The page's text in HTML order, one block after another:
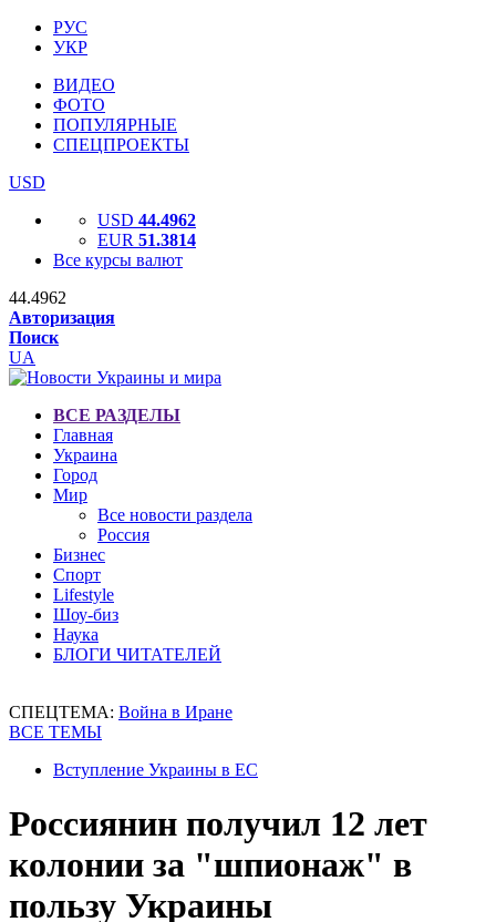
РУС
УКР
ВИДЕО
ФОТО
ПОПУЛЯРНЫЕ
СПЕЦПРОЕКТЫ
USD
USD 44.4962
EUR 51.3814
Все курсы валют
44.4962
Авторизация
Поиск
UA
ВСЕ РАЗДЕЛЫ
Главная
Украина
Город
Мир
Все новости раздела
Россия
Бизнес
Спорт
Lifestyle
Шоу-биз
Наука
БЛОГИ ЧИТАТЕЛЕЙ
СПЕЦТЕМА: Война в Иране
ВСЕ ТЕМЫ
Вступление Украины в ЕС
Россиянин получил 12 лет
колонии за "шпионаж" в
пользу Украины